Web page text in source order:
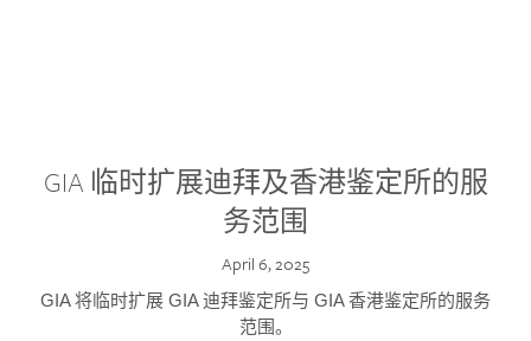
GIA 临时扩展迪拜及香港鉴定所的服
务范围
April 6, 2025
GIA 将临时扩展 GIA 迪拜鉴定所与 GIA 香港鉴定所的服务
范围。